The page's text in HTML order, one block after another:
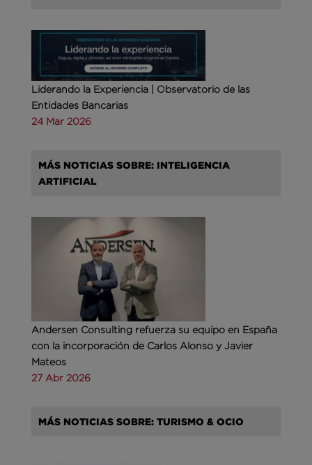
Liderando la Experiencia | Observatorio de las
Entidades Bancarias
24 Mar 2026
MÁS NOTICIAS SOBRE: INTELIGENCIA
ARTIFICIAL
Andersen Consulting refuerza su equipo en España
con la incorporación de Carlos Alonso y Javier
Mateos
27 Abr 2026
MÁS NOTICIAS SOBRE: TURISMO & OCIO